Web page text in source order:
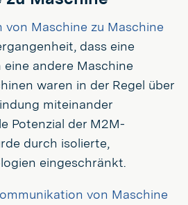
von Maschine zu Maschine
dass eine
andere Maschine
waren in der Regel über
miteinander
Potenzial der M2M-
durch isolierte,
eingeschränkt.
von Maschine